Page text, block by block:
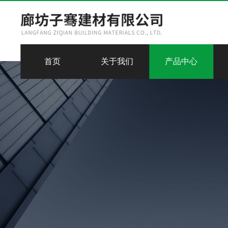
首页 关于我们 产品中心